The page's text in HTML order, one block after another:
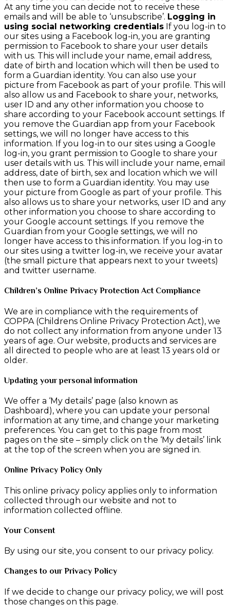
At any time you can decide not to receive these
emails and will be able to ‘unsubscribe’. Logging in
using social networking credentials If you log-in to
our sites using a Facebook log-in, you are granting
permission to Facebook to share your user details
with us. This will include your name, email address,
date of birth and location which will then be used to
form a Guardian identity. You can also use your
picture from Facebook as part of your profile. This will
also allow us and Facebook to share your, networks,
user ID and any other information you choose to
share according to your Facebook account settings. If
you remove the Guardian app from your Facebook
settings, we will no longer have access to this
information. If you log-in to our sites using a Google
log-in, you grant permission to Google to share your
user details with us. This will include your name, email
address, date of birth, sex and location which we will
then use to form a Guardian identity. You may use
your picture from Google as part of your profile. This
also allows us to share your networks, user ID and any
other information you choose to share according to
your Google account settings. If you remove the
Guardian from your Google settings, we will no
longer have access to this information. If you log-in to
our sites using a twitter log-in, we receive your avatar
(the small picture that appears next to your tweets)
and twitter username.
Children’s Online Privacy Protection Act Compliance
We are in compliance with the requirements of
COPPA (Childrens Online Privacy Protection Act), we
do not collect any information from anyone under 13
years of age. Our website, products and services are
all directed to people who are at least 13 years old or
older.
Updating your personal information
We offer a ‘My details’ page (also known as
Dashboard), where you can update your personal
information at any time, and change your marketing
preferences. You can get to this page from most
pages on the site – simply click on the ‘My details’ link
at the top of the screen when you are signed in.
Online Privacy Policy Only
This online privacy policy applies only to information
collected through our website and not to
information collected offline.
Your Consent
By using our site, you consent to our privacy policy.
Changes to our Privacy Policy
If we decide to change our privacy policy, we will post
those changes on this page.